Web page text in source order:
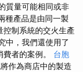
質量可能相同或非
種產品是由同一製
制系統的交火生產
中，我們還使用了
者的案例。 台胞
作為商店中的製造